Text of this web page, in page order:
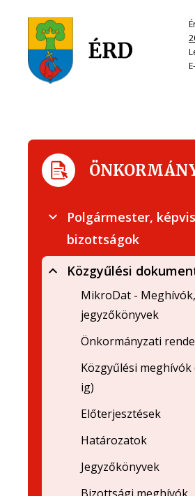
Polgármester,
bizottságok
Közgyűlési
MikroDat -
jegyzőkönyvek
Önkormányzati
Közgyűlési meghívók
ig)
Előterjesztések
Határozatok
Jegyzőkönyvek